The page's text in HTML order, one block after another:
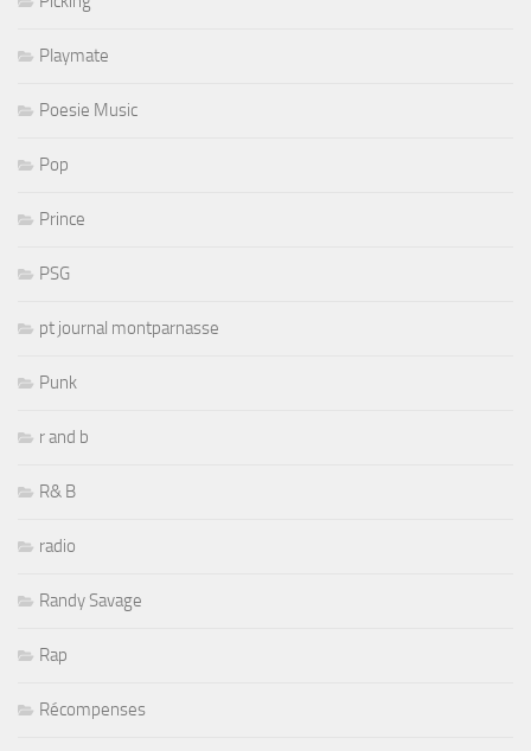
Playmate
Poesie Music
Pop
Prince
PSG
pt journal montparnasse
Punk
r and b
R& B
radio
Randy Savage
Rap
Récompenses